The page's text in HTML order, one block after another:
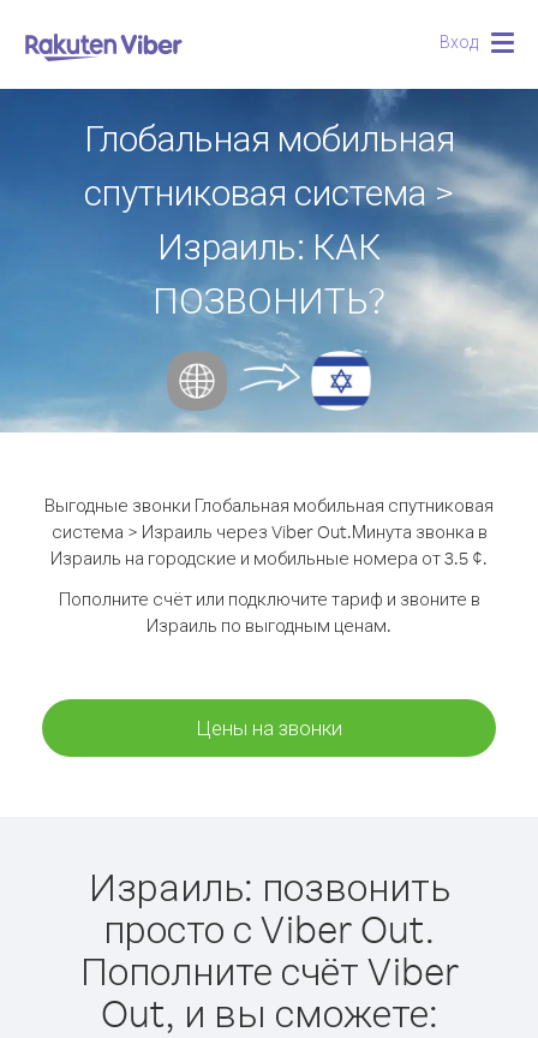
Вход
Глобальная мобильная
спутниковая система >
Израиль: КАК
ПОЗВОНИТЬ?
Выгодные звонки Глобальная мобильная спутниковая
система > Израиль через Viber Out.Минута звонка в
Израиль на городские и мобильные номера от 3.5 ¢.
Пополните счёт или подключите тариф и звоните в
Израиль по выгодным ценам.
Цены на звонки
Израиль: позвонить
просто с Viber Out.
Пополните счёт Viber
Out, и вы сможете: